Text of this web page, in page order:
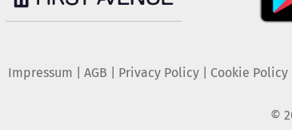
Impressum AGB Privacy Policy| Cookie Policy|
©